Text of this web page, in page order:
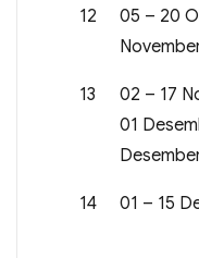
12
05 – 20
13
02 – 17
01
14 01 – 15